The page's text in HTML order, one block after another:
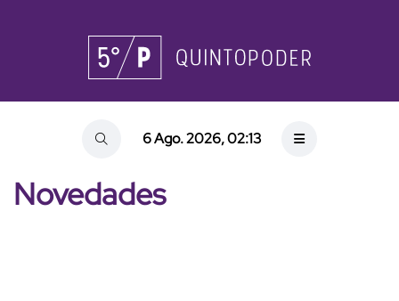
6 Ago. 2026, 02:13
Novedades